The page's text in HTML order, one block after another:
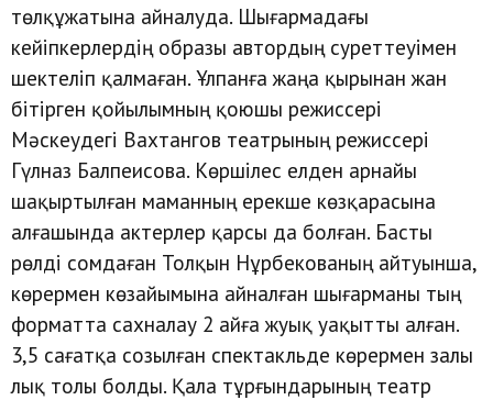
төлқұжатына айналуда. Шығармадағы
кейіпкерлердің образы автордың суреттеуімен
шектеліп қалмаған. Ұлпанға жаңа қырынан жан
бітірген қойылымның қоюшы режиссері
Мәскеудегі Вахтангов театрының режиссері
Гүлназ Балпеисова. Көршілес елден арнайы
шақыртылған маманның ерекше көзқарасына
алғашында актерлер қарсы да болған. Басты
рөлді сомдаған Толқын Нұрбекованың айтуынша,
көрермен көзайымына айналған шығарманы тың
форматта сахналау 2 айға жуық уақытты алған.
3,5 сағатқа созылған спектакльде көрермен залы
лық толы болды. Қала тұрғындарының театр